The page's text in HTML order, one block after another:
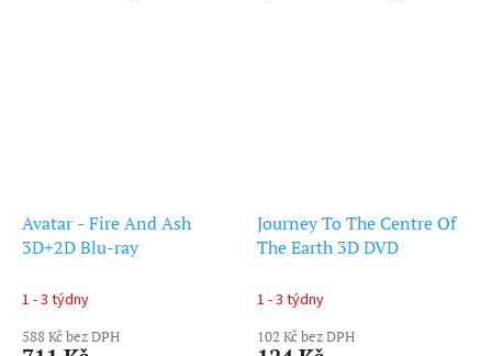
Avatar - Fire And Ash
3D+2D Blu-ray
1 - 3 týdny
588 Kč bez DPH
Journey To The Centre Of
The Earth 3D DVD
1 - 3 týdny
102 Kč bez DPH